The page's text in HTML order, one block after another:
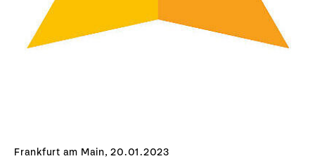
Frankfurt am Main, 20.01.2023